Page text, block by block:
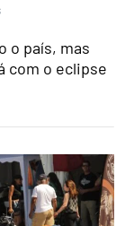
o país, mas
com o eclipse